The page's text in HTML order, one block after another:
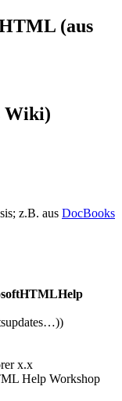
(aus
Wiki)
z.B. aus DocBooks
x.x
Help Workshop